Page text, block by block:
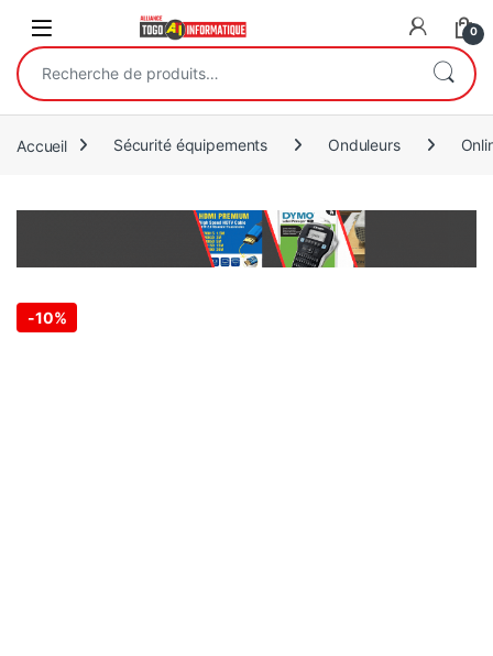
Open 0
Recherche pour :
Accueil Sécurité équipements Onduleurs
-10%